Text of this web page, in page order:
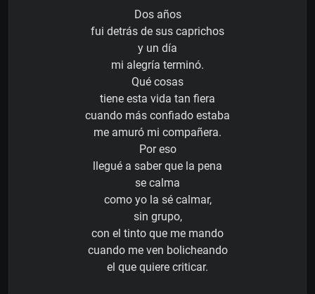
Dos años
fui detrás de sus caprichos
y un día
mi alegría terminó.
Qué cosas
tiene esta vida tan fiera
cuando más confiado estaba
me amuró mi compañera.
Por eso
llegué a saber que la pena
se calma
como yo la sé calmar,
sin grupo,
con el tinto que me mando
cuando me ven bolicheando
el que quiere criticar.